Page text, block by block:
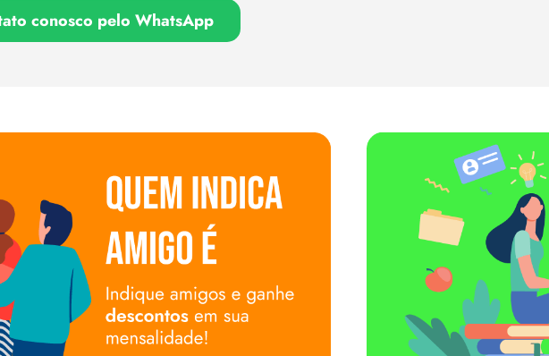
conosco pelo WhatsApp